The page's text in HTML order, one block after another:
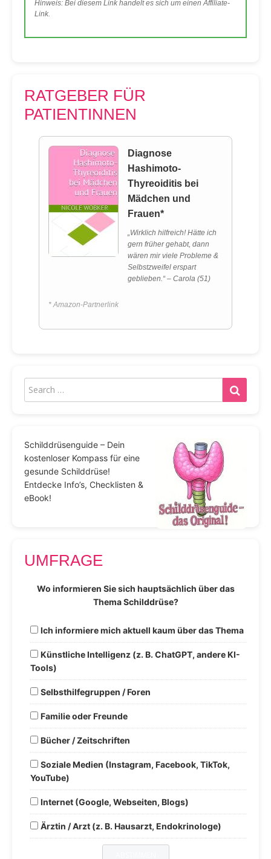
Hinweis: Bei diesem Link handelt es sich um einen Affiliate-
Link.
RATGEBER FÜR
PATIENTINNEN
Diagnose
Hashimoto-
Thyreoiditis bei
Mädchen und
Frauen*
„Wirklich hilfreich! Hätte ich
gern früher gehabt, dann
wären mir viele Probleme &
Selbstzweifel erspart
geblieben.“ – Carola (51)
* Amazon-Partnerlink
Schilddrüsenguide – Dein
kostenloser Kompass für eine
gesunde Schilddrüse!
Entdecke Info’s, Checklisten &
eBook!
UMFRAGE
Wo informieren Sie sich hauptsächlich über das
Thema Schilddrüse?
Ich informiere mich aktuell kaum über das Thema
Künstliche Intelligenz (z. B. ChatGPT, andere KI-
Tools)
Selbsthilfegruppen / Foren
Familie oder Freunde
Bücher / Zeitschriften
Soziale Medien (Instagram, Facebook, TikTok,
YouTube)
Internet (Google, Webseiten, Blogs)
Ärztin / Arzt (z. B. Hausarzt, Endokrinologe)